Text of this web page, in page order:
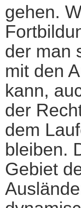
gehen.
der man
mit den
kann,
der
dem
bleiben.
Gebiet